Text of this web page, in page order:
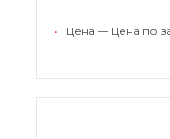
• Цена — Цена по